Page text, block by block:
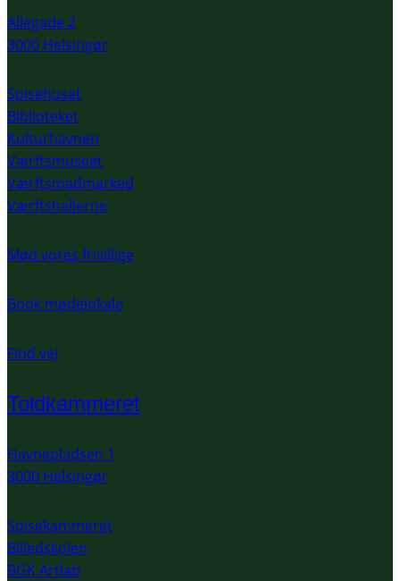
Allegade 2
3000 Helsingør
Spisehuset
Biblioteket
Kulturhavnen
Værftsmuseet
Værftsmadmarked
Værftshallerne
Mød vores frivillige
Book mødelokale
Find vej
Toldkammeret
Havnepladsen 1
3000 Helsingør
Spisekammeret
Billedskolen
BGK Artlab